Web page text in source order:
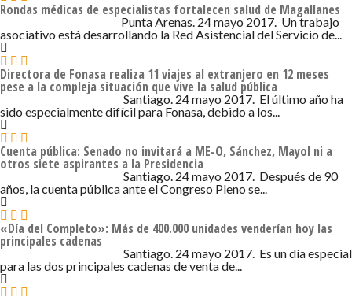
Rondas médicas de especialistas fortalecen salud de Magallanes
24 DE MAYO DE 2017 - 11:05 Punta Arenas. 24 mayo 2017. Un trabajo
asociativo está desarrollando la Red Asistencial del Servicio de...
Directora de Fonasa realiza 11 viajes al extranjero en 12 meses
pese a la compleja situación que vive la salud pública
24 DE MAYO DE 2017 - 10:05
Santiago. 24 mayo 2017. El último año ha
sido especialmente difícil para Fonasa, debido a los...
Cuenta pública: Senado no invitará a ME-O, Sánchez, Mayol ni a
otros siete aspirantes a la Presidencia
24 DE MAYO DE 2017 - 10:05
Santiago. 24 mayo 2017. Después de 90
años, la cuenta pública ante el Congreso Pleno se...
«Día del Completo»: Más de 400.000 unidades venderían hoy las
principales cadenas
24 DE MAYO DE 2017 - 10:05
Santiago. 24 mayo 2017. Es un día especial
para las dos principales cadenas de venta de...